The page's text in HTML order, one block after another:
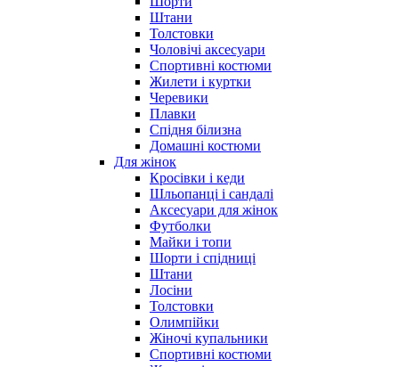
Штани
Толстовки
Чоловічі аксесуари
Спортивні костюми
Жилети і куртки
Черевики
Плавки
Спідня білизна
Домашні костюми
Для жінок
Кросівки і кеди
Шльопанці і сандалі
Аксесуари для жінок
Футболки
Майки і топи
Шорти і спідниці
Штани
Лосіни
Толстовки
Олимпійки
Жіночі купальники
Спортивні костюми